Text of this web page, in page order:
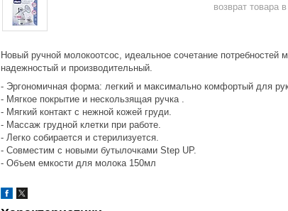
возврат товара
Новый ручной молокоотсос, идеальное сочетание
надежностый и производительный.
- Эргономичная форма: легкий и максимально комфортый для
- Мягкое покрытие и нескользящая ручка .
- Мягкий контакт с нежной кожей груди.
- Массаж грудной клетки при работе.
- Легко собирается и стерилизуется.
- Совместим с новыми бутылочками Step UP.
- Объем емкости для молока 150мл